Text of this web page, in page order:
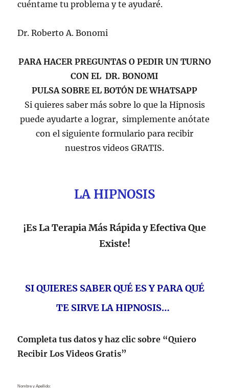
cuéntame tu problema y te ayudaré.
Dr. Roberto A. Bonomi
PARA HACER PREGUNTAS O PEDIR UN TURNO
CON EL DR. BONOMI
PULSA SOBRE EL BOTÓN DE WHATSAPP
Si quieres saber más sobre lo que la Hipnosis
puede ayudarte a lograr, simplemente anótate
con el siguiente formulario para recibir
nuestros videos GRATIS.
LA HIPNOSIS
¡Es La Terapia Más Rápida y Efectiva Que
Existe!
SI QUIERES SABER QUÉ ES Y PARA QUÉ
TE SIRVE LA HIPNOSIS…
Completa tus datos y haz clic sobre “Quiero
Recibir Los Videos Gratis”
Nombre y Apellido: